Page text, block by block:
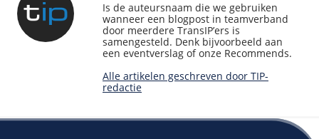
Is de auteursnaam die we gebruiken
wanneer een blogpost in teamverband
door meerdere TransIP’ers is
samengesteld. Denk bijvoorbeeld aan
een eventverslag of onze Recommends.
Alle artikelen geschreven door TIP-
redactie